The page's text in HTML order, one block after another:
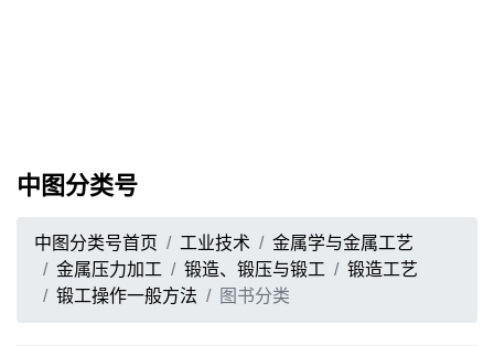
中图分类号
中图分类号首页 工业技术
金属学与金属工艺
金属压力加工
锻造、锻压与锻工
锻造工艺
锻工操作一般方法
图书分类